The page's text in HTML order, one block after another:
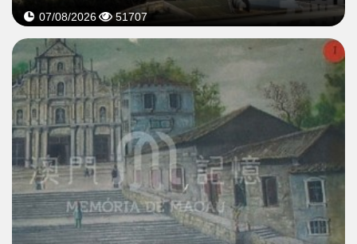
07/08/2026 51707